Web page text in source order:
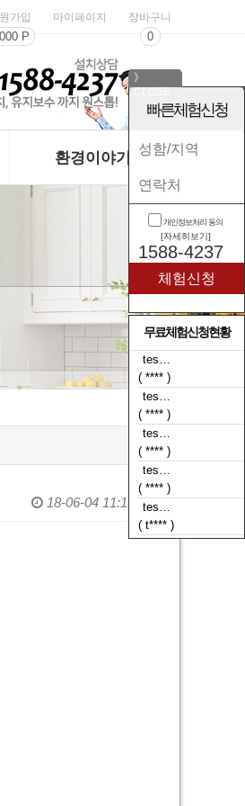
가입
P
마이페이지 장바구니
0
환경이야기
18-06-04 11:19
》
빠른체험신청
개인정보처리 동의
[자세히보기]
1588-4237
무료체험신청현황
tes…
( **** )
tes…
( **** )
tes…
( **** )
tes…
( **** )
tes…
( t**** )